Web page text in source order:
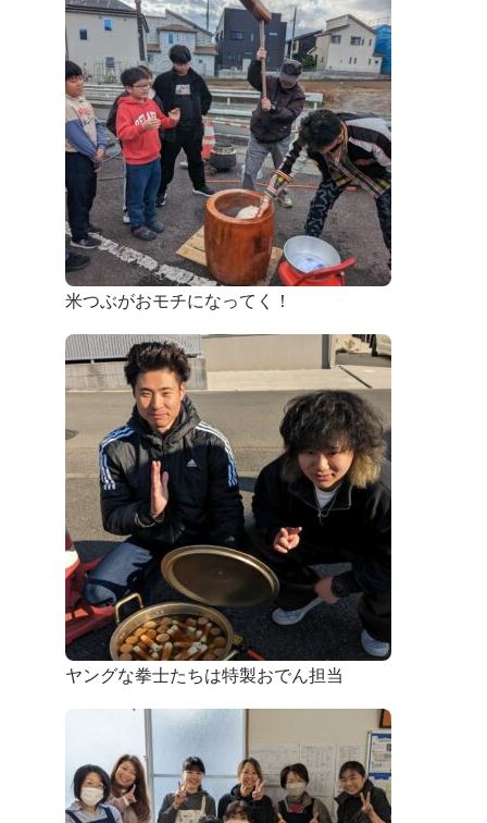
米つぶがおモチになってく！
ヤングな拳士たちは特製おでん担当